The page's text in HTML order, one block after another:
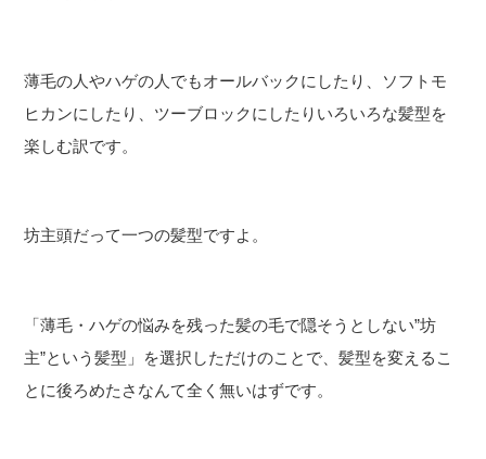
薄毛の人やハゲの人でもオールバックにしたり、ソフトモ
ヒカンにしたり、ツーブロックにしたりいろいろな髪型を
楽しむ訳です。
坊主頭だって一つの髪型ですよ。
「薄毛・ハゲの悩みを残った髪の毛で隠そうとしない”坊
主”という髪型」を選択しただけのことで、髪型を変えるこ
とに後ろめたさなんて全く無いはずです。